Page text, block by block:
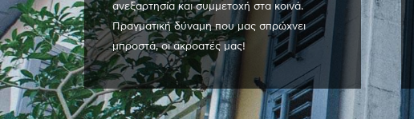
ανεξαρτησία και συμμετοχή στα κοινά.
Πραγματική δύναμη που μας σπρώχνει
μπροστά, οι ακροατές μας!